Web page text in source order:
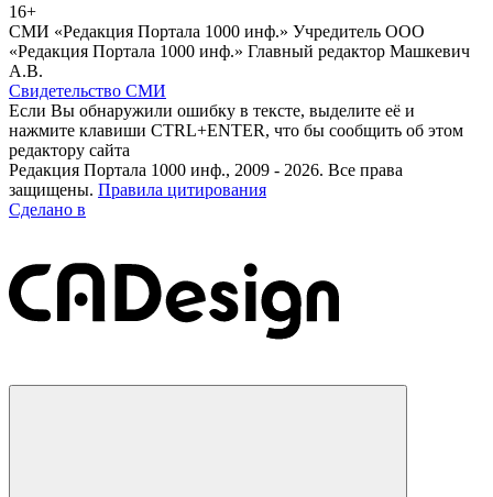
16+
СМИ «Редакция Портала 1000 инф.» Учредитель ООО
«Редакция Портала 1000 инф.» Главный редактор Машкевич
А.В.
Свидетельство СМИ
Если Вы обнаружили ошибку в тексте, выделите её и
нажмите клавиши CTRL+ENTER, что бы сообщить об этом
редактору сайта
Редакция Портала 1000 инф., 2009 - 2026. Все права
защищены. Правила цитирования
Сделано в